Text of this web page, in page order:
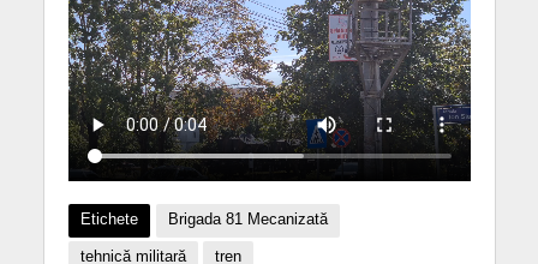
Etichete Brigada 81 Mecanizată
tehnică militară tren